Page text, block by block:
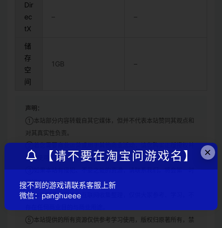
Dir
ec
tX
– –
储
存
空
间
1GB –
声明：
①本站部分内容转载自其它媒体，但并不代表本站赞同其观点和
对其真实性负责。
合法使用。
③如果本站有侵犯、不妥之处的资源，请联系我们。将会第一时
间解决！
④本站部分内容均由互联网收集整理，仅供大家参考、学习，不
⑤本站提供的所有资源仅供参考学习使用，版权归原著所有，禁
×
【请不要在淘宝问游戏名】
搜不到的游戏请联系客服上新
微信：panghueee